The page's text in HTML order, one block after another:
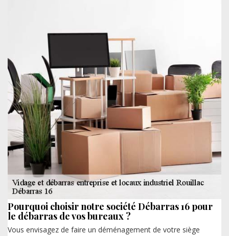
Pourquoi choisir notre société Débarras 16 pour
le débarras de vos bureaux ?
Vous envisagez de faire un déménagement de votre siège